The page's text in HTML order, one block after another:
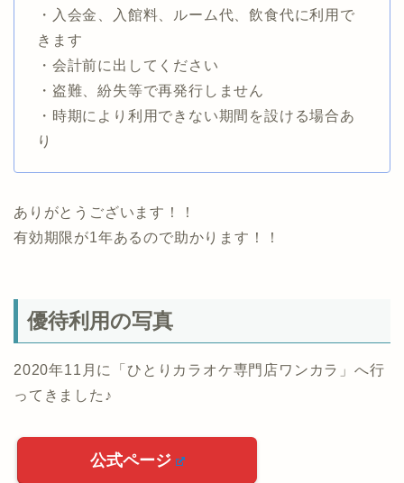
・入会金、入館料、ルーム代、飲食代に利用で
きます
・会計前に出してください
・盗難、紛失等で再発行しません
・時期により利用できない期間を設ける場合あ
り
ありがとうございます！！
有効期限が1年あるので助かります！！
優待利用の写真
2020年11月に「ひとりカラオケ専門店ワンカラ」へ行
ってきました♪
公式ページ